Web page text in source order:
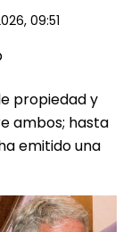
09:51
propiedad y
ambos; hasta
emitido una